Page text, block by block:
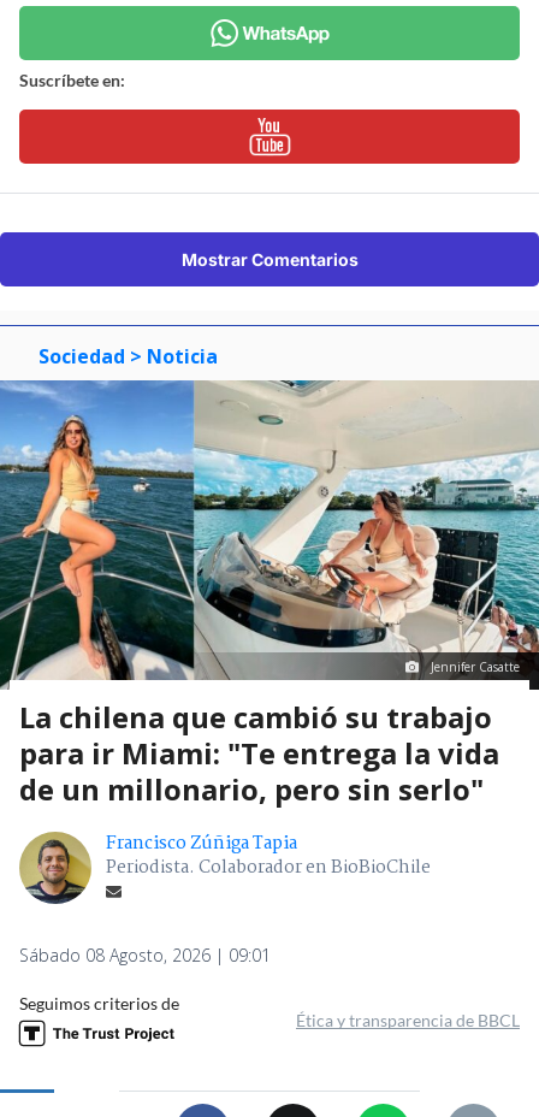
Suscríbete en:
Mostrar Comentarios
Sociedad > Noticia
Jennifer Casatte
La chilena que cambió su trabajo
para ir Miami: "Te entrega la vida
de un millonario, pero sin serlo"
Francisco Zúñiga Tapia
Periodista. Colaborador en BioBioChile
Sábado 08 Agosto, 2026 | 09:01
Seguimos criterios de
Ética y transparencia de BBCL